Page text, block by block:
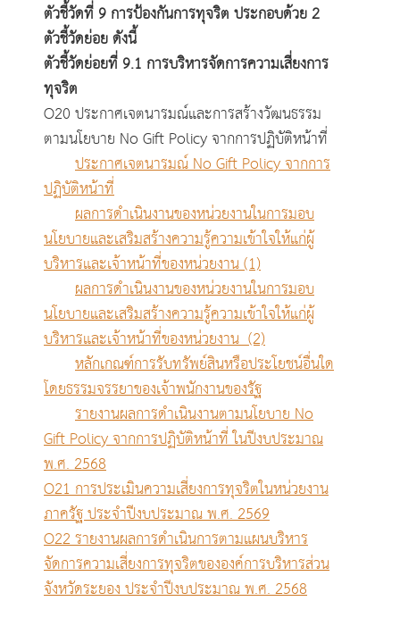
ตัวชี้วัดที่ 9 การป้องกันการทุจริต ประกอบด้วย 2
ตัวชี้วัดย่อย ดังนี้
ตัวชี้วัดย่อยที่ 9.1 การบริหารจัดการความเสี่ยงการ
ทุจริต
O20 ประกาศเจตนารมณ์และการสร้างวัฒนธรรม
ตามนโยบาย No Gift Policy จากการปฏิบัติหน้าที่
ประกาศเจตนารมณ์ No Gift Policy จากการ
ปฏิบัติหน้าที่
ผลการดำเนินงานของหน่วยงานในการมอบ
นโยบายและเสริมสร้างความรู้ความเข้าใจให้แก่ผู้
บริหารและเจ้าหน้าที่ของหน่วยงาน (1)
ผลการดำเนินงานของหน่วยงานในการมอบ
นโยบายและเสริมสร้างความรู้ความเข้าใจให้แก่ผู้
บริหารและเจ้าหน้าที่ของหน่วยงาน (2)
หลักเกณฑ์การรับทรัพย์สินหรือประโยชน์อื่นใด
โดยธรรมจรรยาของเจ้าพนักงานของรัฐ
รายงานผลการดำเนินงานตามนโยบาย No
Gift Policy จากการปฏิบัติหน้าที่ ในปีงบประมาณ
พ.ศ. 2568
O21 การประเมินความเสี่ยงการทุจริตในหน่วยงาน
ภาครัฐ ประจำปีงบประมาณ พ.ศ. 2569
O22 รายงานผลการดำเนินการตามแผนบริหาร
จัดการความเสี่ยงการทุจริตขององค์การบริหารส่วน
จังหวัดระยอง ประจำปีงบประมาณ พ.ศ. 2568